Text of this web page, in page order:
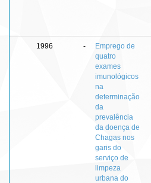
1996 -
Emprego de
quatro
exames
imunológicos
na
determinação
da
prevalência
da doença de
Chagas nos
garis do
serviço de
limpeza
urbana do